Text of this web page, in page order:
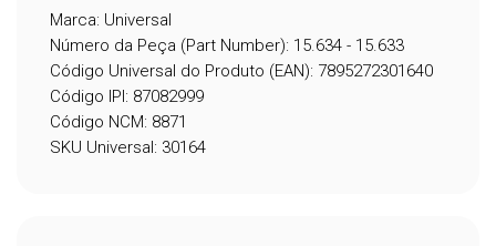
Marca: Universal
Número da Peça (Part Number): 15.634 - 15.633
Código Universal do Produto (EAN): 7895272301640
Código IPI: 87082999
Código NCM: 8871
SKU Universal: 30164